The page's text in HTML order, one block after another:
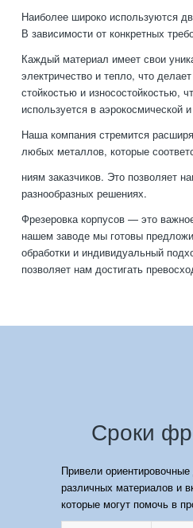
Наиболее широко используются
В зависимости от конкретных
Каждый материал имеет свои
электричество и тепло, что
стойкостью и износостойкостью,
используется в аэрокосмической
Наша компания стремится
любых металлов, которые
ниям заказчиков. Это позволяет
разнообразных решениях.
Фрезеровка корпусов — это
нашем заводе мы готовы
обработки и индивидуальный
позволяет нам достигать
Сроки
Привели
различных материалов и
которые могут помочь в